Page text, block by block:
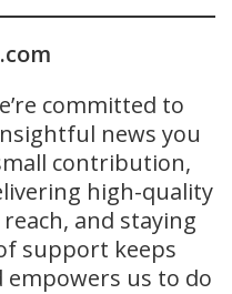
committed to
news you
contribution,
high-quality
and staying
support keeps
empowers us to do